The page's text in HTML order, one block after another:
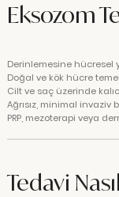
Eksozom
Derinlemesine hücresel
Doğal ve kök hücre
Cilt ve saç üzerinde
Ağrısız, minimal invaziv
PRP, mezoterapi veya
Tedavi